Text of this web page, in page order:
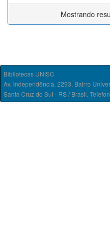
Mostrando
Bibliotecas UNISC
Av. Independência, 2293, Bairro
Santa Cruz do Sul - RS / Brasil.